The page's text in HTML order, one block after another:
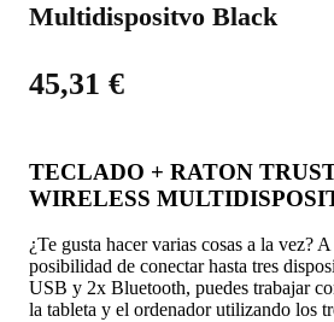
Multidispositvo Black
45,31 €
TECLADO + RATON
WIRELESS
¿Te gusta hacer varias cosas a la vez?
posibilidad de conectar hasta tres
USB y 2x Bluetooth, puedes trabajar
la tableta y el ordenador utilizando los